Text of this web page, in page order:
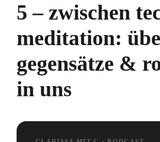
5 – zwischen
meditation:
gegensätze &
in uns